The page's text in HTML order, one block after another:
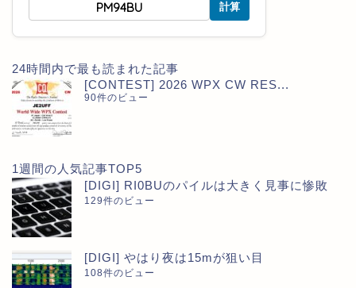
計算
24時間内で最も読まれた記事
[CONTEST] 2026 WPX CW RES...
90件のビュー
1週間の人気記事TOP5
[DIGI] RI0BUのパイルは大きく見事に惨敗
129件のビュー
[DIGI] やはり夜は15mが狙い目
108件のビュー